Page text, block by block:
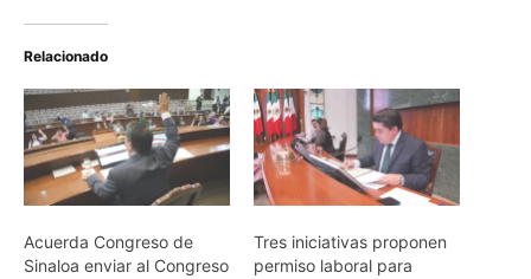
Relacionado
Acuerda Congreso de
Sinaloa enviar al Congreso
Tres iniciativas proponen
permiso laboral para